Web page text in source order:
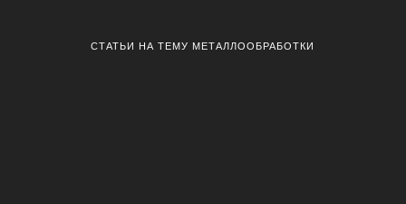
СТАТЬИ НА ТЕМУ МЕТАЛЛООБРАБОТКИ